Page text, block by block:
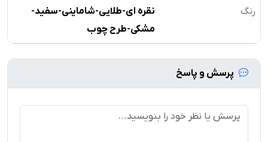
رنگ
نقره ای-طلایی-شاماینی-سفید-
مشکی-طرح چوب
پرسش و پاسخ